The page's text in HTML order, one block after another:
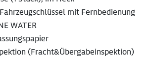
mit Fernbedienung
WATER
(Fracht&Übergabeinspektion)